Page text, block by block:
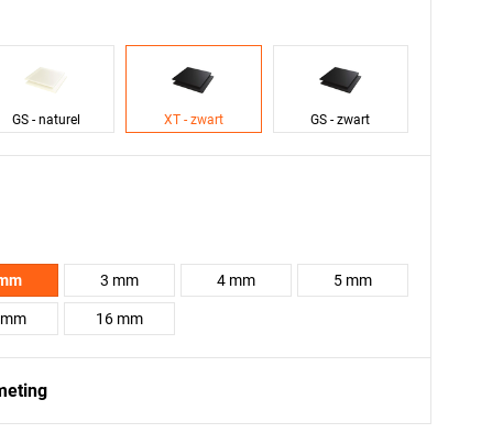
GS - naturel XT - zwart GS - zwart
3 mm 4 mm 5 mm
16 mm